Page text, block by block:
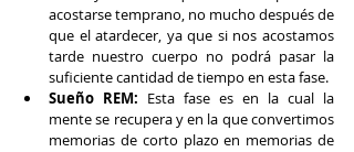
acostarse temprano, no mucho después de
que el atardecer, ya que si nos acostamos
tarde nuestro cuerpo no podrá pasar la
suficiente cantidad de tiempo en esta fase.
Sueño REM: Esta fase es en la cual la
mente se recupera y en la que convertimos
memorias de corto plazo en memorias de